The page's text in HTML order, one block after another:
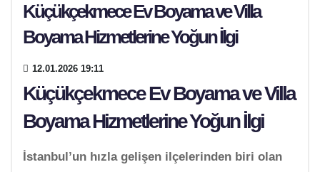
Küçükçekmece Ev Boyama ve Villa
Boyama Hizmetlerine Yoğun İlgi
12.01.2026 19:11
Küçükçekmece Ev Boyama ve Villa
Boyama Hizmetlerine Yoğun İlgi
İstanbul’un hızla gelişen ilçelerinden biri olan